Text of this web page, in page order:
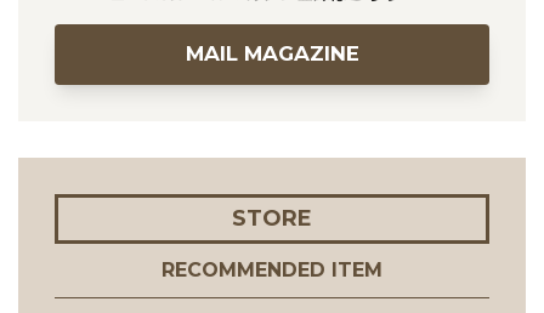
MAIL MAGAZINE
STORE
RECOMMENDED ITEM